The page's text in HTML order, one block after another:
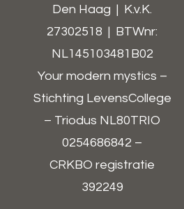
Den Haag | K.v.K.
27302518 | BTWnr:
NL145103481B02​
Your modern mystics –
Stichting LevensCollege
– Triodus NL80TRIO
0254686842 –
CRKBO registratie
392249